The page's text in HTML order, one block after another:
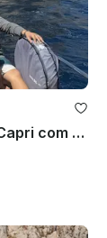
Passeio de barco privado em Capri com capitão especializado e qualificado